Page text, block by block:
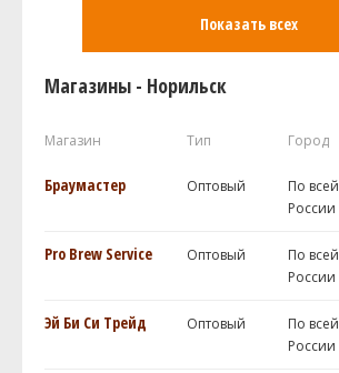
Показать всех
Магазины - Норильск
Магазин Тип Город
Браумастер Оптовый
По всей
России
Pro Brew Service Оптовый
По всей
России
Эй Би Си Трейд Оптовый
По всей
России